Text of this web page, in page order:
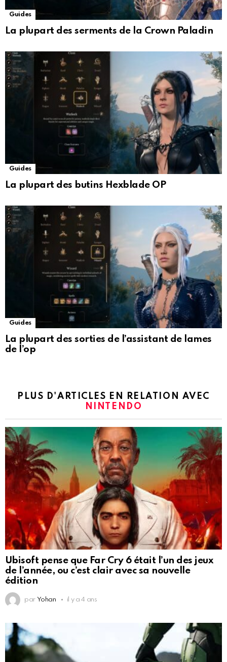
Guides
La plupart des serments de la Crown Paladin
Guides
La plupart des butins Hexblade OP
Guides
La plupart des sorties de l’assistant de lames
de l’op
PLUS D'ARTICLES EN RELATION AVEC
NINTENDO
Ubisoft pense que Far Cry 6 était l’un des jeux
de l’année, ou c’est clair avec sa nouvelle
édition
par Yohan il y a 4 ans